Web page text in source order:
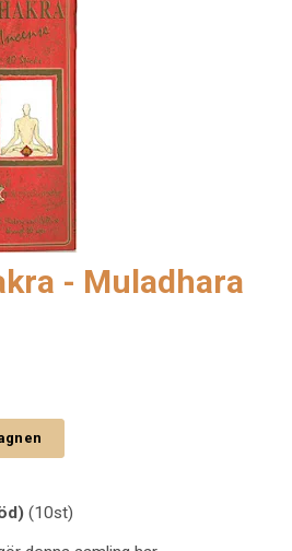
- Muladhara
(10st)